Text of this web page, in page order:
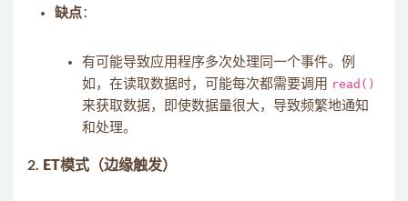
缺点：
有可能导致应用程序多次处理同一个事件。例
如，在读取数据时，可能每次都需要调用 read()
来获取数据，即使数据量很大，导致频繁地通知
和处理。
2. ET模式（边缘触发）